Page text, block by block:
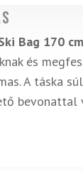
Bag 170 cm
és
A táska